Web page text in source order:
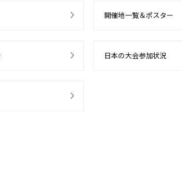
開催地一覧＆ポスター
日本の大会参加状況